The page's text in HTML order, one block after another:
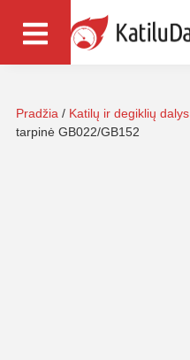
Pradžia / Katilų ir degiklių dalys
tarpinė GB022/GB152